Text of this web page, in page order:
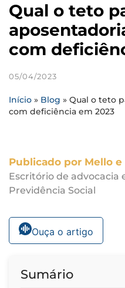
Qual o teto
com
05/04/2023
Início » Blog » Qual o teto
com deficiência em 2023
Publicado por Mello
Escritório de advocacia
Previdência Social
Ouça o artigo
Sumário